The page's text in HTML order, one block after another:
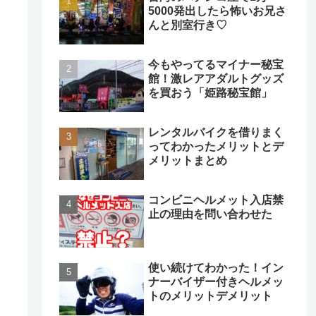
5000発出したら怖いお兄さ
んと別室行き♡
今もやってるマイナー秘宝
館！激レアアダルトグッズ
を買おう「姫路秘宝館」
レンタルバイクを借りまく
ってわかったメリットとデ
メリットまとめ
コンビニヘルメット入店禁
止の理由を問い合わせた
使い続けてわかった！イン
ナーバイザー付きヘルメッ
トのメリットデメリット